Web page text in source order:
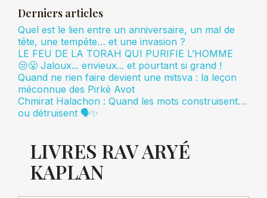
Derniers articles
Quel est le lien entre un anniversaire, un mal de
tête, une tempête… et une invasion ?
LE FEU DE LA TORAH QUI PURIFIE L’HOMME
😒😤 Jaloux... envieux... et pourtant si grand !
Quand ne rien faire devient une mitsva : la leçon
méconnue des Pirké Avot
Chmirat Halachon : Quand les mots construisent…
ou détruisent 🗣️✨
LIVRES RAV ARYÉ
KAPLAN